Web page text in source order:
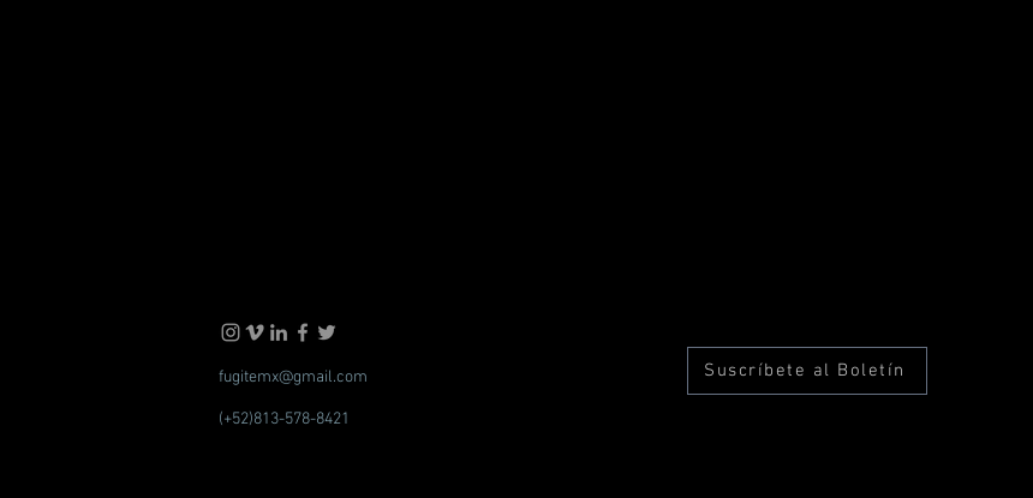
fugitemx@gmail.com
(+52)813-578-8421
Suscríbete al Boletín